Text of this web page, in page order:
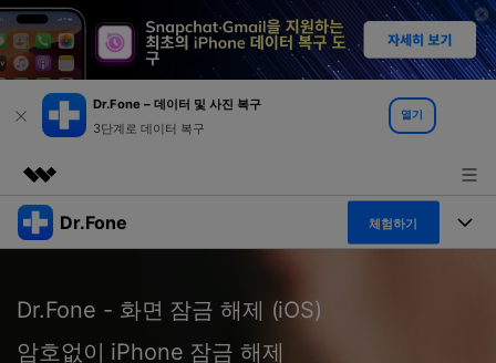
Dr.Fone – 데이터 및 사진 복구
3단계로 데이터 복구
열기
주요 제품
유틸리티
개요
솔루션
Dr.Fone 체험하기
Dr.Fone - 화면 잠금 해제 (iOS)
암호없이 iPhone 잠금 해제